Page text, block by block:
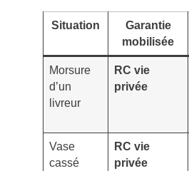
Situation
Garantie
mobilisée
Morsure
d’un
livreur
RC vie
privée
Vase
cassé
RC vie
privée